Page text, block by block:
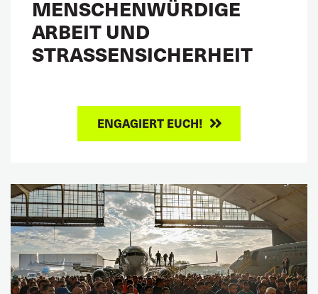
MENSCHENWÜRDIGE
ARBEIT UND
STRASSENSICHERHEIT
ENGAGIERT EUCH!